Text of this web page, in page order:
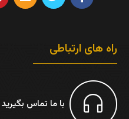
راه های ارتباطی
با ما تماس بگیرید